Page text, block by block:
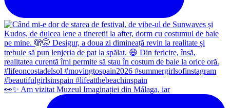
👀✨️ Am vizitat Muzeul Imaginației din Málaga, iar